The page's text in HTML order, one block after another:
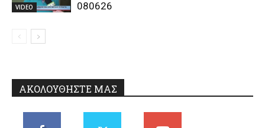
VIDEO
080626
ΑΚΟΛΟΥΘΗΣΤΕ ΜΑΣ